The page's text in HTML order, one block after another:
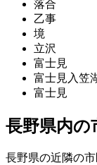
落合
乙事
境
立沢
富士見
富士見入笠
富士見
長野県内の
長野県の近隣の